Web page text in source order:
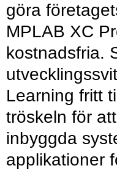
göra
MPLAB XC
kostnadsfria.
Learning fritt
tröskeln för
inbyggda
applikationer